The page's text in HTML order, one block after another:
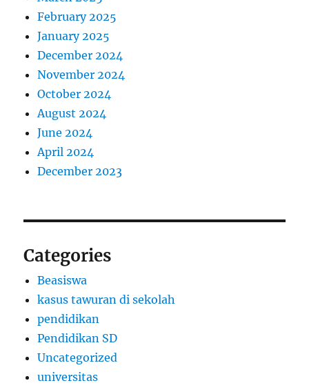
February 2025
January 2025
December 2024
November 2024
October 2024
August 2024
June 2024
April 2024
December 2023
Categories
Beasiswa
kasus tawuran di sekolah
pendidikan
Pendidikan SD
Uncategorized
universitas